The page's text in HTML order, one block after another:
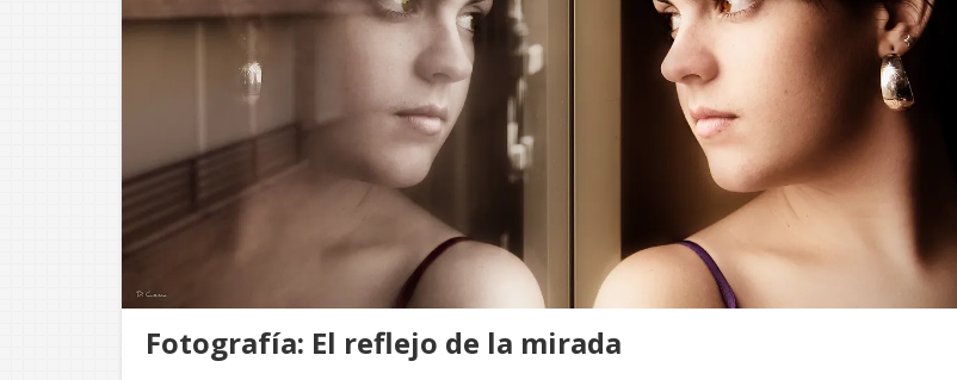
Fotografía: El reflejo de la mirada